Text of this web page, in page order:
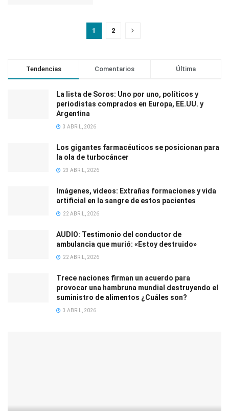
1 2
Tendencias Comentarios Última
La lista de Soros: Uno por uno, políticos y
periodistas comprados en Europa, EE.UU. y
Argentina
3 ABRIL, 2026
Los gigantes farmacéuticos se posicionan para
la ola de turbocáncer
23 ABRIL, 2026
Imágenes, videos: Extrañas formaciones y vida
artificial en la sangre de estos pacientes
22 ABRIL, 2026
AUDIO: Testimonio del conductor de
ambulancia que murió: «Estoy destruido»
22 ABRIL, 2026
Trece naciones firman un acuerdo para
provocar una hambruna mundial destruyendo el
suministro de alimentos ¿Cuáles son?
3 ABRIL, 2026